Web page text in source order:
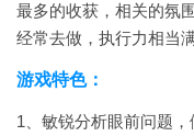
最多的收获，相关的氛
经常去做，执行力相当
游戏特色：
1、敏锐分析眼前问题